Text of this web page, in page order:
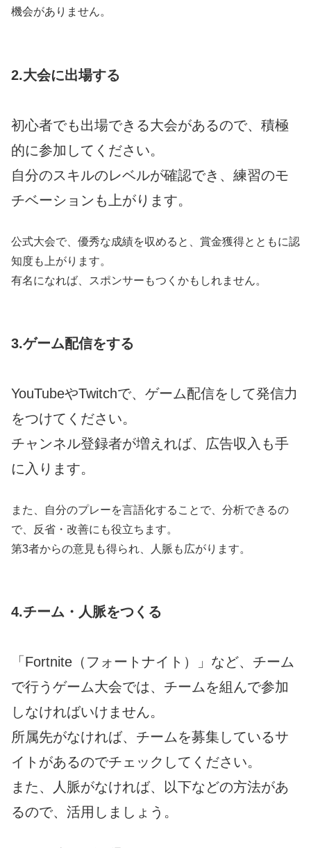
機会がありません。
2.大会に出場する
初心者でも出場できる大会があるので、積極
的に参加してください。
自分のスキルのレベルが確認でき、練習のモ
チベーションも上がります。
公式大会で、優秀な成績を収めると、賞金獲得とともに認
知度も上がります。
有名になれば、スポンサーもつくかもしれません。
3.ゲーム配信をする
YouTubeやTwitchで、ゲーム配信をして発信力
をつけてください。
チャンネル登録者が増えれば、広告収入も手
に入ります。
また、自分のプレーを言語化することで、分析できるの
で、反省・改善にも役立ちます。
第3者からの意見も得られ、人脈も広がります。
4.チーム・人脈をつくる
「Fortnite（フォートナイト）」など、チーム
で行うゲーム大会では、チームを組んで参加
しなければいけません。
所属先がなければ、チームを募集しているサ
イトがあるのでチェックしてください。
また、人脈がなければ、以下などの方法があ
るので、活用しましょう。